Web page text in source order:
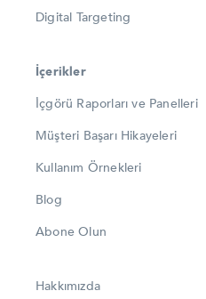
Digital Targeting
İçerikler
İçgörü Raporları ve Panelleri
Müşteri Başarı Hikayeleri
Kullanım Örnekleri
Blog
Abone Olun
Hakkımızda